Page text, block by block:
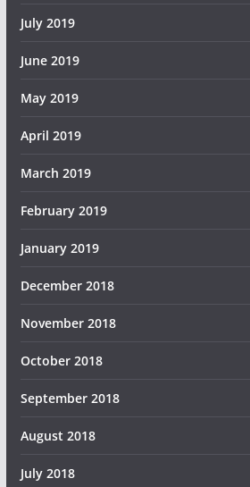
July 2019
June 2019
May 2019
April 2019
March 2019
February 2019
January 2019
December 2018
November 2018
October 2018
September 2018
August 2018
July 2018